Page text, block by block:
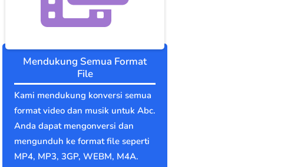
Mendukung Semua Format
File
Kami mendukung konversi semua
format video dan musik untuk Abc.
Anda dapat mengonversi dan
mengunduh ke format file seperti
MP4, MP3, 3GP, WEBM, M4A.